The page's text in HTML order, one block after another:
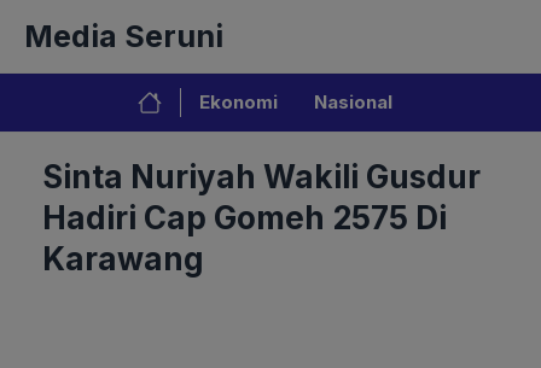
isi
Media Seruni
Ekonomi Nasional
Sinta Nuriyah Wakili Gusdur
Hadiri Cap Gomeh 2575 Di
Karawang